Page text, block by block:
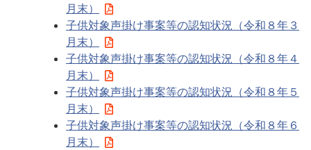
月末）
子供対象声掛け事案等の認知状況（令和８年３
月末）
子供対象声掛け事案等の認知状況（令和８年４
月末）
子供対象声掛け事案等の認知状況（令和８年５
月末）
子供対象声掛け事案等の認知状況（令和８年６
月末）